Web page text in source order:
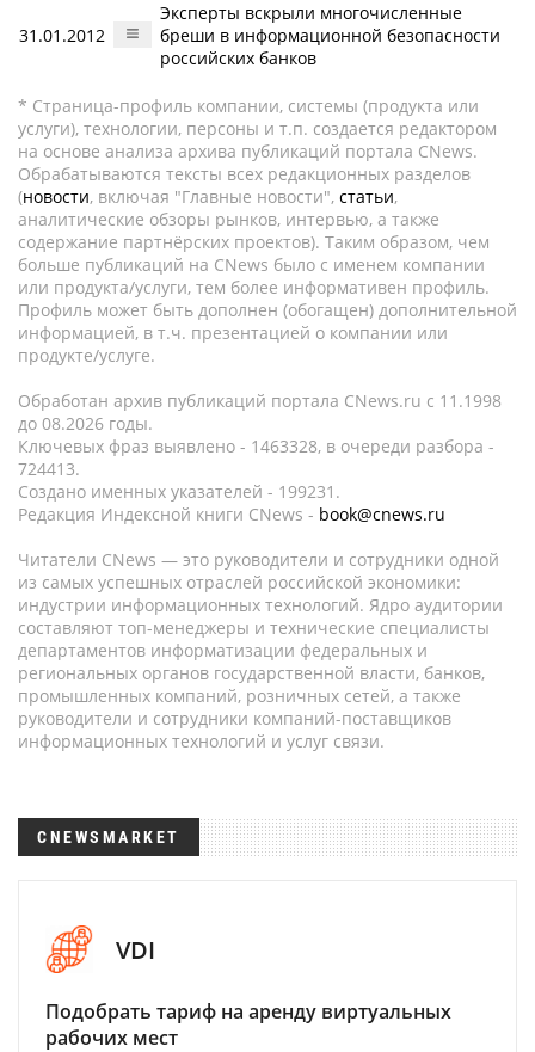
31.01.2012
Эксперты вскрыли многочисленные
бреши в информационной безопасности
российских банков
* Страница-профиль компании, системы (продукта или
услуги), технологии, персоны и т.п. создается редактором
на основе анализа архива публикаций портала CNews.
Обрабатываются тексты всех редакционных разделов
(новости, включая "Главные новости", статьи,
аналитические обзоры рынков, интервью, а также
содержание партнёрских проектов). Таким образом, чем
больше публикаций на CNews было с именем компании
или продукта/услуги, тем более информативен профиль.
Профиль может быть дополнен (обогащен) дополнительной
информацией, в т.ч. презентацией о компании или
продукте/услуге.
Обработан архив публикаций портала CNews.ru c 11.1998
до 08.2026 годы.
Ключевых фраз выявлено - 1463328, в очереди разбора -
724413.
Создано именных указателей - 199231.
Редакция Индексной книги CNews - book@cnews.ru
Читатели CNews — это руководители и сотрудники одной
из самых успешных отраслей российской экономики:
индустрии информационных технологий. Ядро аудитории
составляют топ-менеджеры и технические специалисты
департаментов информатизации федеральных и
региональных органов государственной власти, банков,
промышленных компаний, розничных сетей, а также
руководители и сотрудники компаний-поставщиков
информационных технологий и услуг связи.
CNEWSMARKET
VDI
Подобрать тариф на аренду виртуальных
рабочих мест